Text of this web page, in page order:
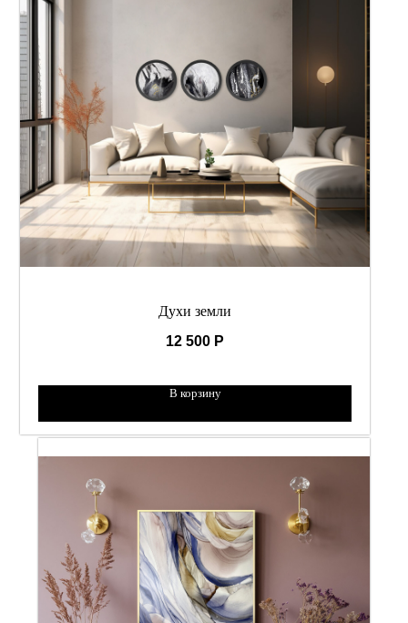
Духи земли
12 500 Р
В корзину